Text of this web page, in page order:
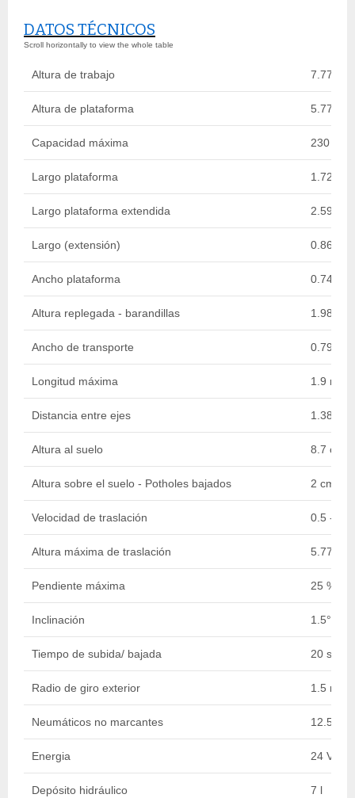
DATOS TÉCNICOS
Altura de trabajo 7.77 m
Altura de plataforma 5.77 m
Capacidad máxima 230 kg
Largo plataforma 1.72 m
Largo plataforma extendida 2.59 m
Largo (extensión) 0.86 m
Ancho plataforma 0.74 m
Altura replegada - barandillas 1.98 m
Ancho de transporte 0.79 m
Longitud máxima 1.9 m
Distancia entre ejes 1.38 m
Altura al suelo 8.7 cm
Altura sobre el suelo - Potholes bajados 2 cm
Velocidad de traslación 0.5 - 4.5
Altura máxima de traslación 5.77 m
Pendiente máxima 25 %
Inclinación 1.5° - 3°
Tiempo de subida/ bajada 20 s /
Radio de giro exterior 1.5 m
Neumáticos no marcantes 12.5 x
Energia 24 V -
Depósito hidráulico 7 l